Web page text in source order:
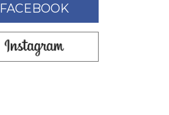
FACEBOOK